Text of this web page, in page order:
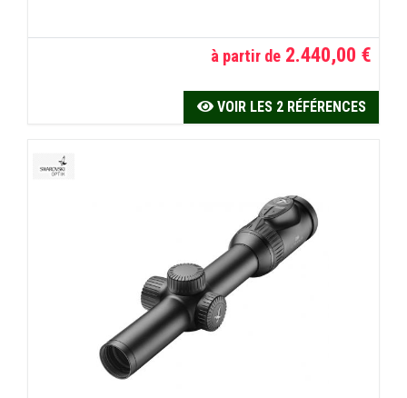
à partir de 2.440,00 €
VOIR LES 2 RÉFÉRENCES